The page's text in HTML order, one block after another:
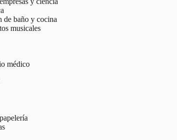
de baño y cocina
musicales
médico